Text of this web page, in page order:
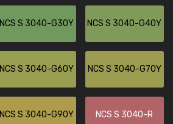
NCS S 3040-G30Y NCS S 3040-G40Y
NCS S 3040-G60Y NCS S 3040-G70Y
NCS S 3040-G90Y NCS S 3040-R